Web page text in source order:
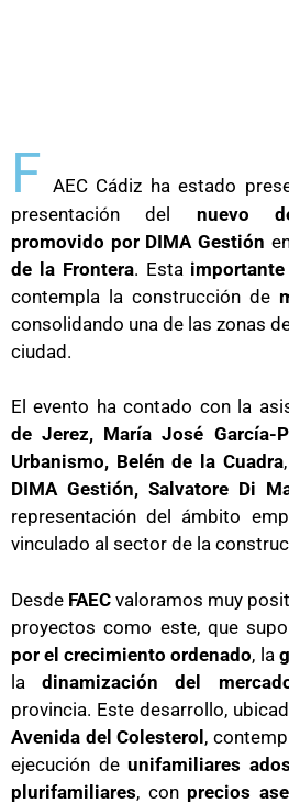
F AEC Cádiz ha estado
presentación del nuevo
promovido por DIMA Gestión
de la Frontera. Esta
contempla la construcción de
consolidando una de las zonas
ciudad.
El evento ha contado con la
de Jerez, María José García-
Urbanismo, Belén de la Cuadra
DIMA Gestión, Salvatore Di
representación del ámbito
vinculado al sector de la
Desde FAEC valoramos muy
proyectos como este, que
por el crecimiento ordenado, la
ladinamización del
provincia. Este desarrollo,
Avenida del Colesterol,
ejecución de unifamiliares
plurifamiliares, con precios